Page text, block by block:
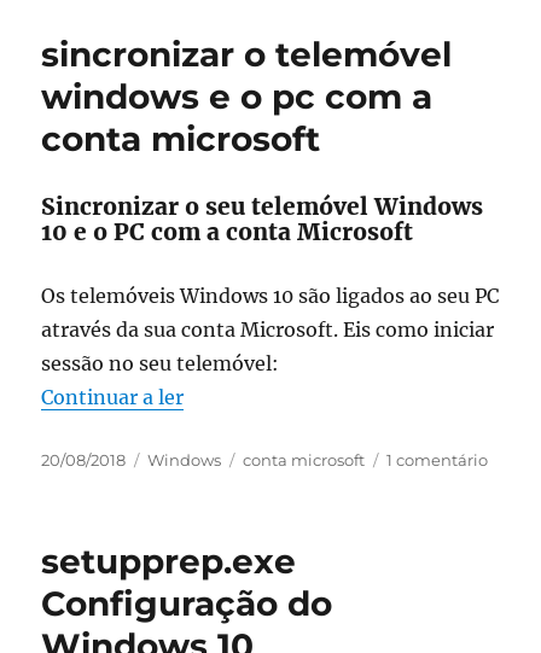
sincronizar o telemóvel
windows e o pc com a
conta microsoft
Sincronizar o seu telemóvel Windows
10 e o PC com a conta Microsoft
Os telemóveis Windows 10 são ligados ao seu PC
através da sua conta Microsoft. Eis como iniciar
sessão no seu telemóvel:
Continuar a ler“sincronizar o telemóvel windows e
Publicado
20/08/2018 Categorias
Windows Etiquetas
conta microsoft 1 comentárioem
setupprep.exe
Configuração do